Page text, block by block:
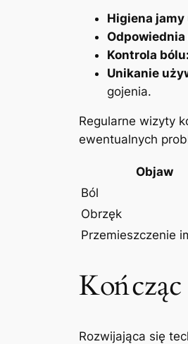
Higiena
Odpowiednia
Kontrola bólu:
Unikanie
gojenia.
Regularne wizyty
ewentualnych
Objaw
Ból
Obrzęk
Przemieszczenie
Kończąc
Rozwijająca się